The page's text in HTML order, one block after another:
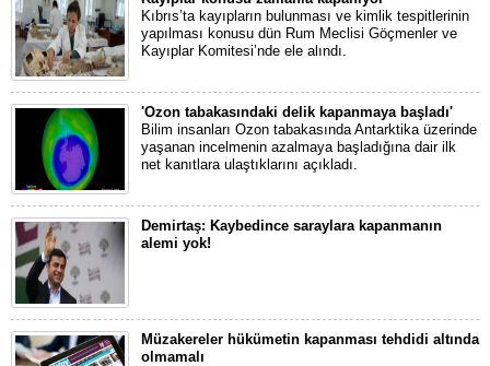
Kıbrıs’ta kayıpların bulunması ve kimlik tespitlerinin
yapılması konusu dün Rum Meclisi Göçmenler ve
Kayıplar Komitesi’nde ele alındı.
'Ozon tabakasındaki delik kapanmaya başladı'
Bilim insanları Ozon tabakasında Antarktika üzerinde
yaşanan incelmenin azalmaya başladığına dair ilk
net kanıtlara ulaştıklarını açıkladı.
Demirtaş: Kaybedince saraylara kapanmanın
alemi yok!
Müzakereler hükümetin kapanması tehdidi altında
olmamalı